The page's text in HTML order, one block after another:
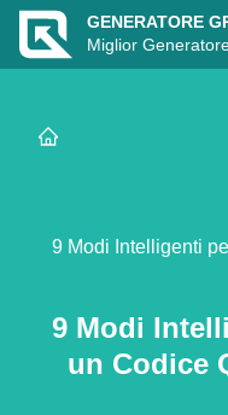
GENERATORE
Miglior
9 Modi Intelligenti
9 Modi
un Codice